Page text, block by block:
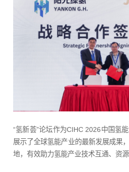
“氢新荟”论坛作为CIHC 2026中国氢
展示了全球氢能产业的最新发展成果
地，有效助力氢能产业技术互通、资源